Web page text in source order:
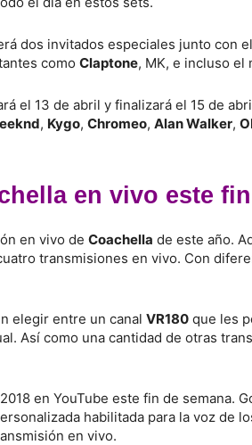
dos invitados especiales junto con
como Claptone, MK, e incluso el
el 13 de abril y finalizará el 15 de
, Kygo, Chromeo, Alan Walker,
en vivo este
en vivo de Coachella de este año.
transmisiones en vivo. Con
elegir entre un canal VR180 que les
Así como una cantidad de otras
en YouTube este fin de semana.
habilitada para la voz de
en vivo.